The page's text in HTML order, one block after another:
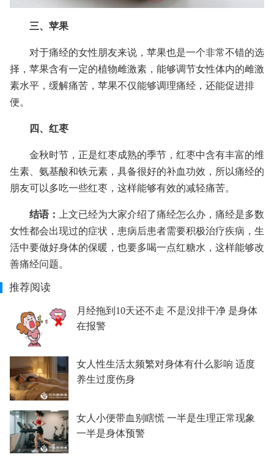
三、苹果
对于痛经的女性朋友来说，苹果也是一个非常不错的选
择，苹果含有一定的植物雌激素，能够调节女性体内的雌激
素水平，缓解痛苦，苹果不仅能够调理痛经，还能促进排
便。
四、红枣
金秋时节，正是红枣成熟的季节，红枣中含有丰富的维
生素、氨基酸和铁元素，具备很好的补血功效，所以痛经的
朋友可以多吃一些红枣，这样能够有效的减轻痛苦。
结语：
上文已经为大家介绍了痛经怎么办，痛经是多数
女性都会出现过的症状，患病后患者需要积极治疗疾病，生
活中要做好身体的保暖，也要多喝一点红糖水，这样能够改
善痛经问题。
推荐阅读
月经拖到10天还不走 不是没排干净 是身体
在报警
女人性生活太频繁对身体有什么影响 适度
养生过度伤身
女人小便带血别瞎慌 一半是生理正常现象
一半是身体预警